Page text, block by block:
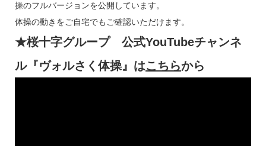
操のフルバージョンを公開しています。
体操の動きをご自宅でもご確認いただけます。
★桜十字グループ 公式YouTubeチャンネ
ル『ヴォルさく体操』はこちらから